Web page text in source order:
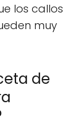
los callos
muy
de